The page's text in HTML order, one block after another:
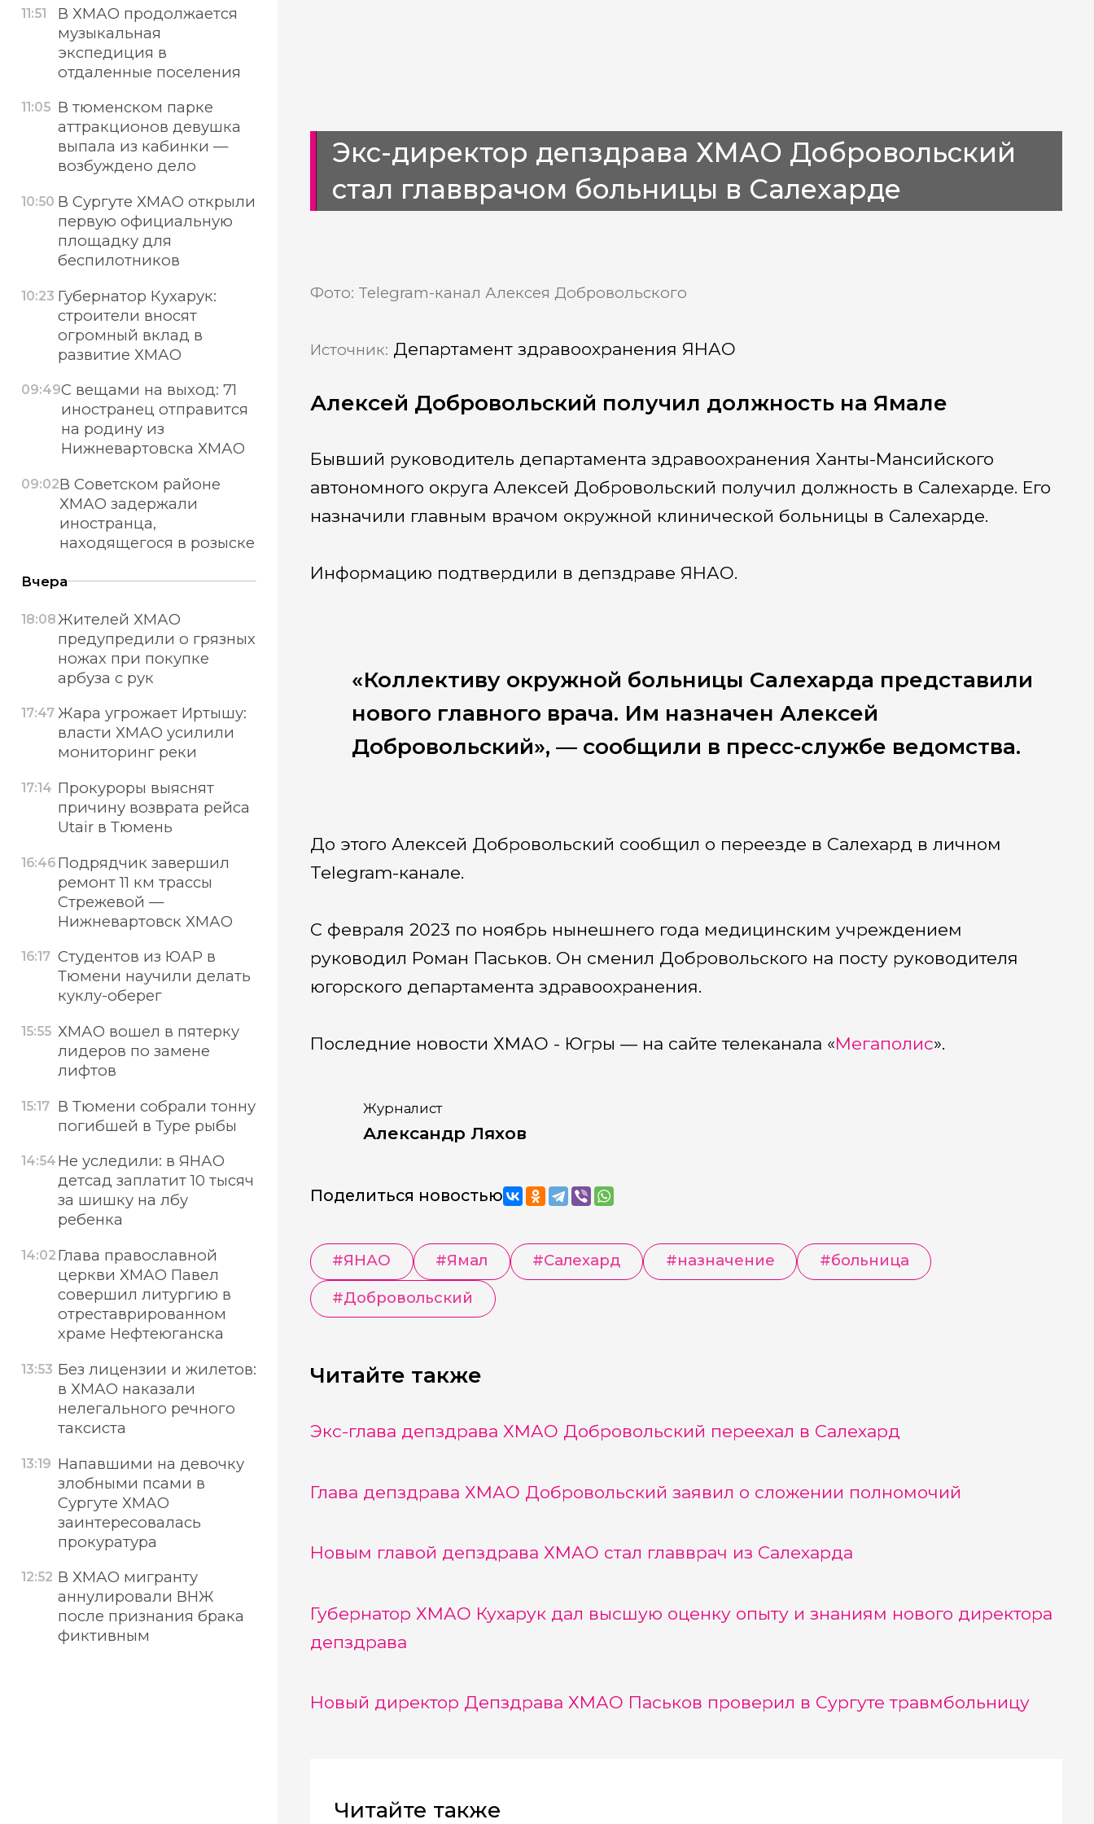
Экс-директор депздрава ХМАО Добровольский
стал главврачом больницы в Салехарде
Фото: Telegram-канал Алексея Добровольского
Источник: Департамент здравоохранения ЯНАО
Алексей Добровольский получил должность на Ямале
Бывший руководитель департамента здравоохранения Ханты-Мансийского
автономного округа Алексей Добровольский получил должность в Салехарде. Его
назначили главным врачом окружной клинической больницы в Салехарде.
Информацию подтвердили в депздраве ЯНАО.
«Коллективу окружной больницы Салехарда представили
нового главного врача. Им назначен Алексей
Добровольский», — сообщили в пресс-службе ведомства.
До этого Алексей Добровольский сообщил о переезде в Салехард в личном
Telegram-канале.
С февраля 2023 по ноябрь нынешнего года медицинским учреждением
руководил Роман Паськов. Он сменил Добровольского на посту руководителя
югорского департамента здравоохранения.
Последние новости ХМАО - Югры — на сайте телеканала «Мегаполис».
Журналист
Александр Ляхов
Поделиться новостью
#ЯНАО #Ямал #Салехард #назначение #больница
#Добровольский
Читайте также
Экс-глава депздрава ХМАО Добровольский переехал в Салехард
Глава депздрава ХМАО Добровольский заявил о сложении полномочий
Новым главой депздрава ХМАО стал главврач из Салехарда
Губернатор ХМАО Кухарук дал высшую оценку опыту и знаниям нового директора
депздрава
Новый директор Депздрава ХМАО Паськов проверил в Сургуте травмбольницу
Читайте также
11:51
В ХМАО продолжается
музыкальная
экспедиция в
отдаленные поселения
11:05 В тюменском парке
аттракционов девушка
выпала из кабинки —
возбуждено дело
10:50 В Сургуте ХМАО открыли
первую официальную
площадку для
беспилотников
10:23 Губернатор Кухарук:
строители вносят
огромный вклад в
развитие ХМАО
09:49С вещами на выход: 71
иностранец отправится
на родину из
Нижневартовска ХМАО
09:02В Советском районе
ХМАО задержали
иностранца,
находящегося в розыске
Вчера
18:08Жителей ХМАО
предупредили о грязных
ножах при покупке
арбуза с рук
17:47 Жара угрожает Иртышу:
власти ХМАО усилили
мониторинг реки
17:14 Прокуроры выяснят
причину возврата рейса
Utair в Тюмень
16:46 Подрядчик завершил
ремонт 11 км трассы
Стрежевой —
Нижневартовск ХМАО
16:17 Студентов из ЮАР в
Тюмени научили делать
куклу-оберег
15:55 ХМАО вошел в пятерку
лидеров по замене
лифтов
15:17 В Тюмени собрали тонну
погибшей в Туре рыбы
14:54 Не уследили: в ЯНАО
детсад заплатит 10 тысяч
за шишку на лбу
ребенка
14:02 Глава православной
церкви ХМАО Павел
совершил литургию в
отреставрированном
храме Нефтеюганска
13:53 Без лицензии и жилетов:
в ХМАО наказали
нелегального речного
таксиста
13:19 Напавшими на девочку
злобными псами в
Сургуте ХМАО
заинтересовалась
прокуратура
12:52 В ХМАО мигранту
аннулировали ВНЖ
после признания брака
фиктивным